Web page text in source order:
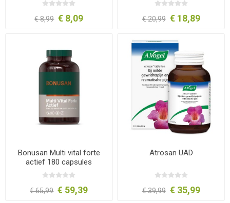
€ 8,99 € 8,09 € 20,99 € 18,89
Bonusan Multi vital forte
actief 180 capsules
€ 65,99 € 59,39
Atrosan UAD
€ 39,99 € 35,99